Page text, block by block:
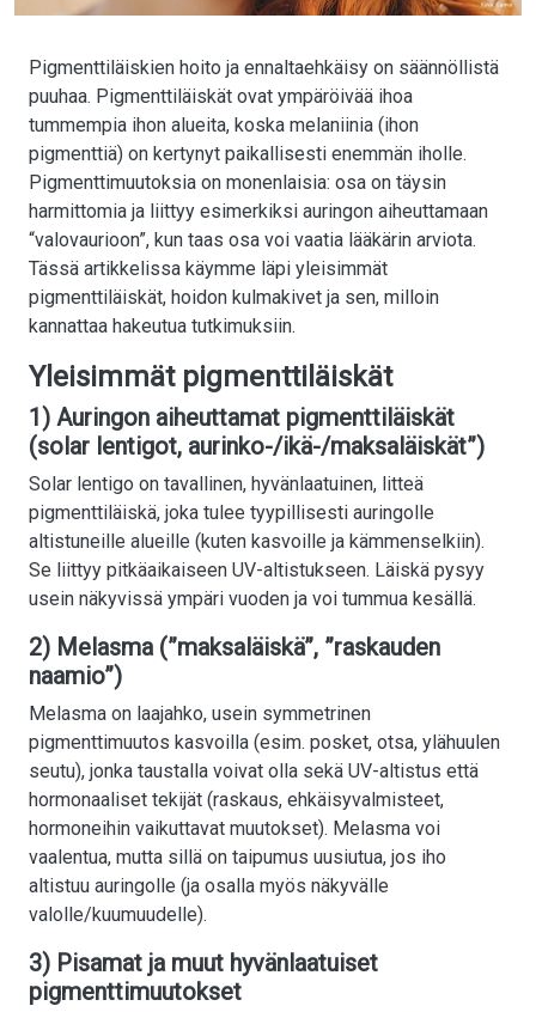
Pigmenttiläiskien hoito ja ennaltaehkäisy on säännöllistä
puuhaa. Pigmenttiläiskät ovat ympäröivää ihoa
tummempia ihon alueita, koska melaniinia (ihon
pigmenttiä) on kertynyt paikallisesti enemmän iholle.
Pigmenttimuutoksia on monenlaisia: osa on täysin
harmittomia ja liittyy esimerkiksi auringon aiheuttamaan
“valovaurioon”, kun taas osa voi vaatia lääkärin arviota.
Tässä artikkelissa käymme läpi yleisimmät
pigmenttiläiskät, hoidon kulmakivet ja sen, milloin
kannattaa hakeutua tutkimuksiin.
Yleisimmät pigmenttiläiskät
1) Auringon aiheuttamat pigmenttiläiskät
(solar lentigot, aurinko-/ikä-/maksaläiskät”)
Solar lentigo on tavallinen, hyvänlaatuinen, litteä
pigmenttiläiskä, joka tulee tyypillisesti auringolle
altistuneille alueille (kuten kasvoille ja kämmenselkiin).
Se liittyy pitkäaikaiseen UV-altistukseen. Läiskä pysyy
usein näkyvissä ympäri vuoden ja voi tummua kesällä.
2) Melasma (”maksaläiskä”, ”raskauden
naamio”)
Melasma on laajahko, usein symmetrinen
pigmenttimuutos kasvoilla (esim. posket, otsa, ylähuulen
seutu), jonka taustalla voivat olla sekä UV-altistus että
hormonaaliset tekijät (raskaus, ehkäisyvalmisteet,
hormoneihin vaikuttavat muutokset). Melasma voi
vaalentua, mutta sillä on taipumus uusiutua, jos iho
altistuu auringolle (ja osalla myös näkyvälle
valolle/kuumuudelle).
3) Pisamat ja muut hyvänlaatuiset
pigmenttimuutokset